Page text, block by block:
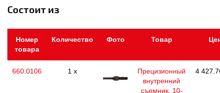
Состоит из
Номер
товара
Количество Фото Товар
660.0106 1 x
Прецизионный
внутренний
съемник, 10-
4